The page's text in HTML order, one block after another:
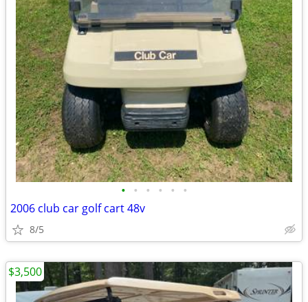
• • • • • •
2006 club car golf cart 48v
8/5
$3,500